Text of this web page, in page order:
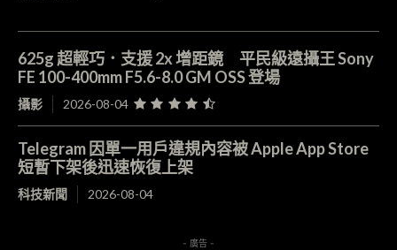
625g 超輕巧．支援 2x 增距鏡 平民級遠攝王 Sony
FE 100-400mm F5.6-8.0 GM OSS 登場
攝影 2026-08-04
Telegram 因單一用戶違規內容被 Apple App Store
短暫下架後迅速恢復上架
科技新聞 2026-08-04
- 廣告 -